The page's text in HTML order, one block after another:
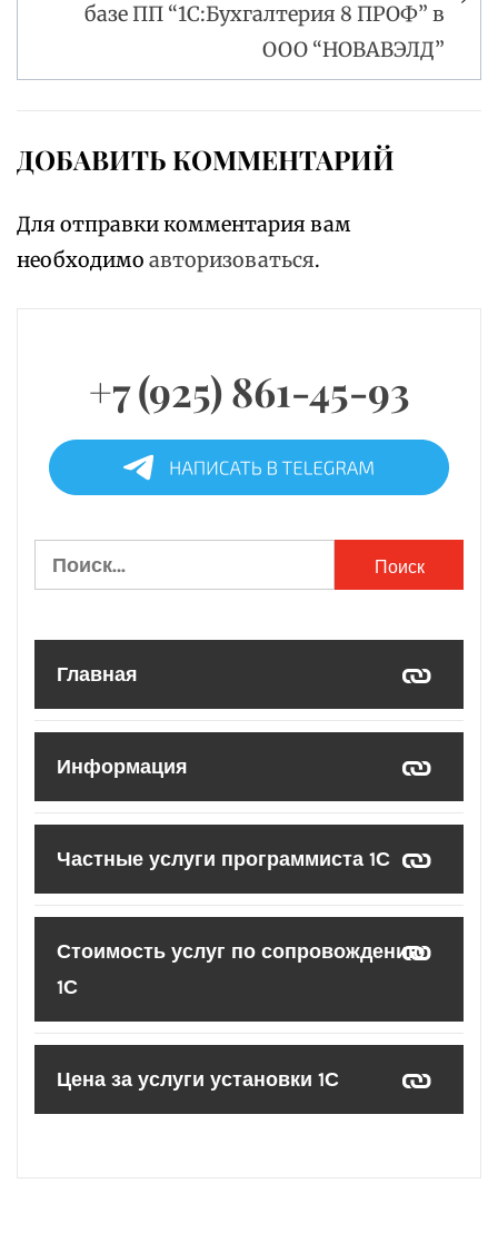
базе ПП “1С:Бухгалтерия 8 ПРОФ” в
ООО “НОВАВЭЛД”
ДОБАВИТЬ КОММЕНТАРИЙ
Для отправки комментария вам
необходимо авторизоваться.
+7 (925) 861-45-93
Найти:
Главная
Информация
Частные услуги программиста 1С
Стоимость услуг по сопровождению
1С
Цена за услуги установки 1С